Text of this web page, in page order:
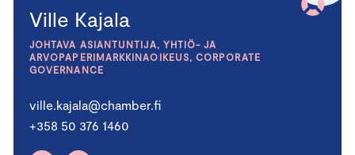
Ville Kajala
JOHTAVA ASIANTUNTIJA, YHTIÖ- JA
ARVOPAPERIMARKKINAOIKEUS, CORPORATE
GOVERNANCE
ville.kajala@chamber.fi
+358 50 376 1460